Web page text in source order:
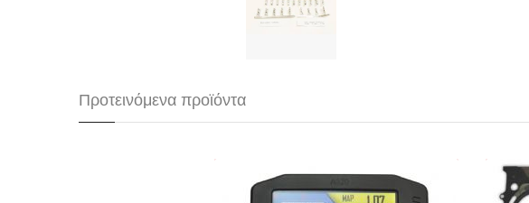
Προτεινόμενα προϊόντα
Ultratech A320 3.2